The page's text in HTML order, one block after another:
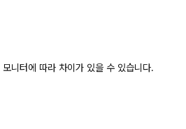
니터에 따라 차이가 있을 수 있습니다.